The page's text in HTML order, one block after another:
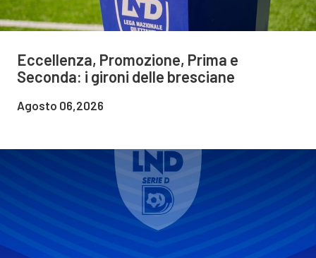
Eccellenza, Promozione, Prima e
Seconda: i gironi delle bresciane
Agosto 06,2026